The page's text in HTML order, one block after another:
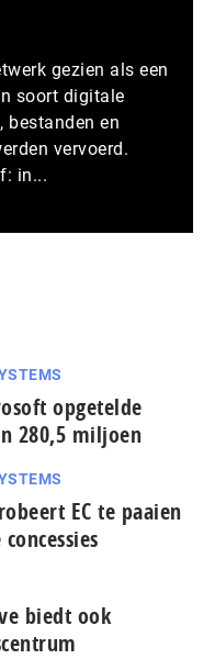
gezien als een
soort digitale
bestanden en
vervoerd.
in...
opgetelde
280,5 miljoen
EC te paaien
biedt ook